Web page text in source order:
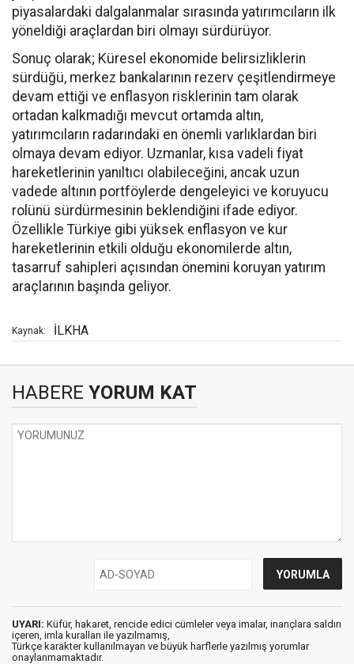
piyasalardaki dalgalanmalar sırasında yatırımcıların ilk
yöneldiği araçlardan biri olmayı sürdürüyor.
Sonuç olarak; Küresel ekonomide belirsizliklerin
sürdüğü, merkez bankalarının rezerv çeşitlendirmeye
devam ettiği ve enflasyon risklerinin tam olarak
ortadan kalkmadığı mevcut ortamda altın,
yatırımcıların radarındaki en önemli varlıklardan biri
olmaya devam ediyor. Uzmanlar, kısa vadeli fiyat
hareketlerinin yanıltıcı olabileceğini, ancak uzun
vadede altının portföylerde dengeleyici ve koruyucu
rolünü sürdürmesinin beklendiğini ifade ediyor.
Özellikle Türkiye gibi yüksek enflasyon ve kur
hareketlerinin etkili olduğu ekonomilerde altın,
tasarruf sahipleri açısından önemini koruyan yatırım
araçlarının başında geliyor.
Kaynak: İLKHA
HABERE YORUM KAT
UYARI: Küfür, hakaret, rencide edici cümleler veya imalar, inançlara saldırı
içeren, imla kuralları ile yazılmamış,
Türkçe karakter kullanılmayan ve büyük harflerle yazılmış yorumlar
onaylanmamaktadır.